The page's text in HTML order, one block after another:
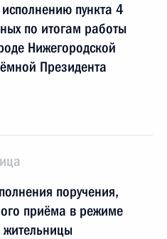
пункта 4
по итогам работы
Нижегородской
Президента
поручения,
приёма в режиме